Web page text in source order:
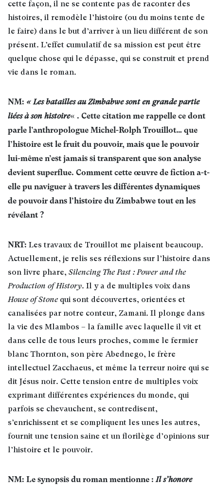
cette façon, il ne se contente pas de raconter des
histoires, il remodèle l’histoire (ou du moins tente de
le faire) dans le but d’arriver à un lieu différent de son
présent. L’effet cumulatif de sa mission est peut être
quelque chose qui le dépasse, qui se construit et prend
vie dans le roman.
NM: «Les batailles au Zimbabwe sont en grande partie
liées à son histoire« . Cette citation me rappelle ce dont
parle l’anthropologue Michel-Rolph Trouillot… que
l’histoire est le fruit du pouvoir, mais que le pouvoir
lui-même n’est jamais si transparent que son analyse
devient superflue. Comment cette œuvre de fiction a-t-
elle pu naviguer à travers les différentes dynamiques
de pouvoir dans l’histoire du Zimbabwe tout en les
révélant ?
NRT: Les travaux de Trouillot me plaisent beaucoup.
Actuellement, je relis ses réflexions sur l’histoire dans
son livre phare, Silencing The Past : Power and the
Production of History. Il y a de multiples voix dans
House of Stone qui sont découvertes, orientées et
canalisées par notre conteur, Zamani. Il plonge dans
la vie des Mlambos – la famille avec laquelle il vit et
dans celle de tous leurs proches, comme le fermier
blanc Thornton, son père Abednego, le frère
intellectuel Zacchaeus, et même la terreur noire qui se
dit Jésus noir. Cette tension entre de multiples voix
exprimant différentes expériences du monde, qui
parfois se chevauchent, se contredisent,
s’enrichissent et se compliquent les unes les autres,
fournit une tension saine et un florilège d’opinions sur
l’histoire et le pouvoir.
NM: Le synopsis du roman mentionne :Il s’honore